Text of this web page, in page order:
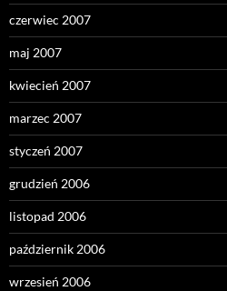
czerwiec 2007
maj 2007
kwiecień 2007
marzec 2007
styczeń 2007
grudzień 2006
listopad 2006
październik 2006
wrzesień 2006